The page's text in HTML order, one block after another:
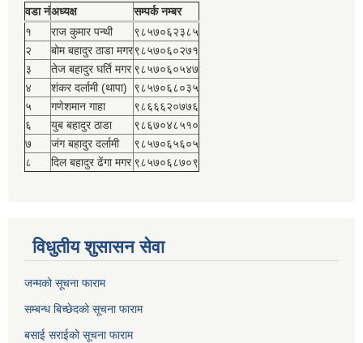
वडा नंअध्यक्ष
सम्पर्क नम्बर
१
राज कुमार पन्थी
९८५७०६२३८५
२
बोम बहादुर ठाडा मगर९८५७०६०२७१
३
तेज बहादुर घर्ति मगर ९८५७०६०५४७
४
शंकर दर्लामी (थापा)
९८५७०६८०३५
५
गणेशमान गाहा
९८६६६२०७७६
६
युब बहादुर ठाडा
९८६७०४८५१०
७
जंग बहादुर दर्लामी
९८५७०६५६०५
८
दिल बहादुर ढेंगा मगर ९८५७०६८७०९
विधुतीय शुसासन सेवा
जन्मको सूचना फाराम
सम्बन्ध बिच्छेदको सूचना फाराम
बसाई सराईको सूचना फाराम